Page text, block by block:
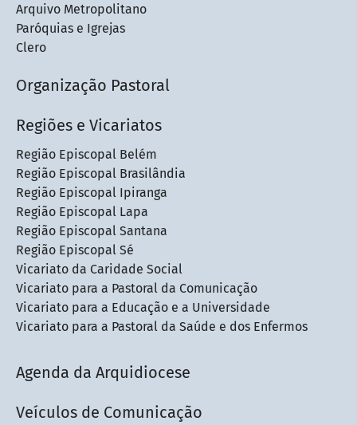
Arquivo Metropolitano
Paróquias e Igrejas
Clero
Organização Pastoral
Regiões e Vicariatos
Região Episcopal Belém
Região Episcopal Brasilândia
Região Episcopal Ipiranga
Região Episcopal Lapa
Região Episcopal Santana
Região Episcopal Sé
Vicariato da Caridade Social
Vicariato para a Pastoral da Comunicação
Vicariato para a Educação e a Universidade
Vicariato para a Pastoral da Saúde e dos Enfermos
Agenda da Arquidiocese
Veículos de Comunicação